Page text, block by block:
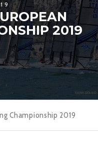
2019
Championship 2019